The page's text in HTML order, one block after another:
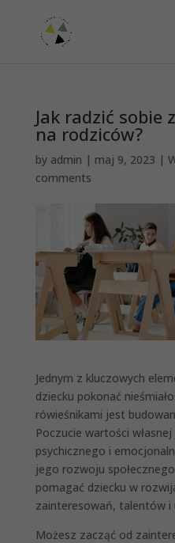
Jak radzić sobie
na rodziców?
by admin | maj 9, 2023 |
comments
Jednym z kluczowych
dziecku pokonać
rówieśnikami jest
Poczucie wartości
psychicznego i
jego rozwoju
pomagać dziecku w
zainteresowań, talentów i
Możesz zacząć od